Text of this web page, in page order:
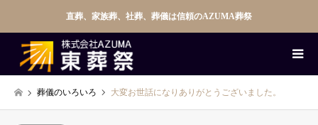
直葬、家族葬、社葬、葬儀は信頼のAZUMA葬祭
葬儀のいろいろ 大変お世話になりありがとうございました。